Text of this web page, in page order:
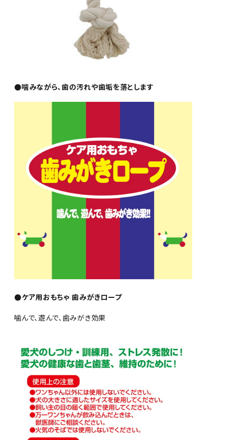
●噛みながら、歯の汚れや歯垢を落とします
●ケア用おもちゃ 歯みがきロープ
噛んで、遊んで、歯みがき効果